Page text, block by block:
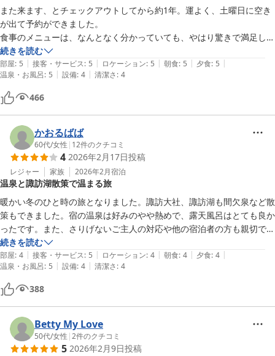
お部屋では、常にお湯が必要なので、電気ポットをお借りしました。最
初、ブレーカーが落ちて慌てましたが、すぐ対応してくださり安心。と
にかく心穏やかに過ごせるお宿に感謝です。
また来ます、とチェックアウトしてから約1年。運よく、土曜日に空き
が出て予約ができました。
食事のメニューは、なんとなく分かっていても、やはり驚きで満足しか
ありません。食事時間がある程度自由で、食事も勝手に？好きなように
食べられるのもうれしいです。
貸切露天風呂は、入っている人がいるのに「入浴中」の札が出ていなか
ったり、「入浴中」になっていても誰もいなかったりしました。念のた
め、札だけではなく、直接確認してみると良いです。今回は、雪を見な
がら温泉につかれて満足でした。
部屋のエアコンの効きが悪かったですが、ヒーターがあり、布団もふか
続きを読む
部屋: 5 | 接客・サービス: 5 | ロケーション: 5 | 朝食: 5 | 夕食: 5 |
温泉・お風呂: 5 | 設備: 4 | 清潔さ: 4
466
かおるばば
60代/女性 | 12件のクチコミ
4 2026年2月17日投稿
レジャー 家族 2026年2月宿泊
温泉と諏訪湖散策で温まる旅
暖かい冬のひと時の旅となりました。諏訪大社、諏訪湖も間欠泉など散
策もできました。宿の温泉は好みのやや熱めで、露天風呂はとても良か
ったです。また、さりげないご主人の対応や他の宿泊者の方も親切で、
気持ち良く宿泊ができました。
続きを読む
部屋: 4 | 接客・サービス: 5 | ロケーション: 4 | 朝食: 4 | 夕食: 4 |
温泉・お風呂: 5 | 設備: 4 | 清潔さ: 4
388
Betty My Love
50代/女性 |2件のクチコミ
5 2026年2月9日投稿